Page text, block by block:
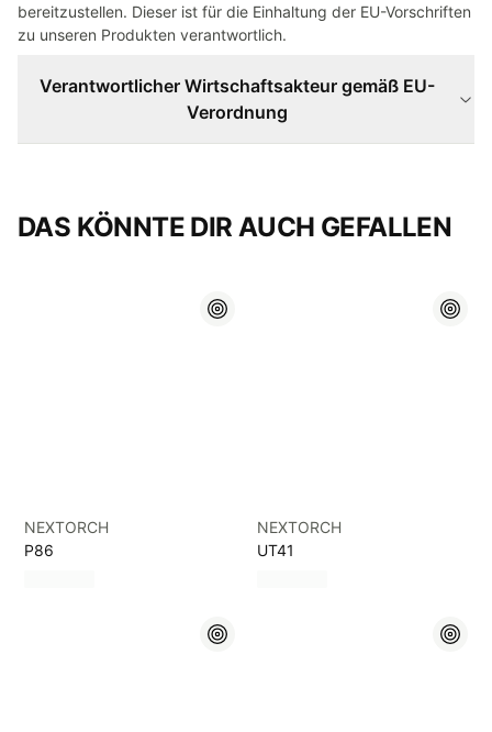
bereitzustellen. Dieser ist für die Einhaltung der EU-Vorschriften
zu unseren Produkten verantwortlich.
Verantwortlicher Wirtschaftsakteur gemäß EU-
Verordnung
DAS KÖNNTE DIR AUCH GEFALLEN
NEXTORCH
P86
NEXTORCH
UT41